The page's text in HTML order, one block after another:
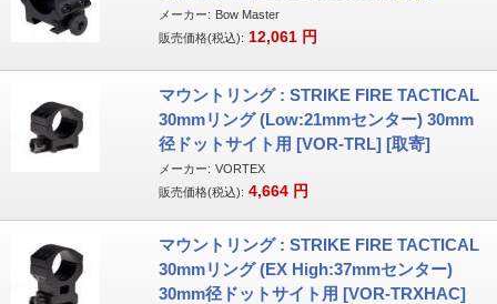
メーカー: Bow Master
販売価格(税込): 12,061 円
マウントリング : STRIKE FIRE TACTICAL
30mmリング (Low:21mmセンター) 30mm
径ドットサイト用 [VOR-TRL] [取寄]
メーカー: VORTEX
販売価格(税込): 4,664 円
マウントリング : STRIKE FIRE TACTICAL
30mmリング (EX High:37mmセンター)
30mm径ドットサイト用 [VOR-TRXHAC]